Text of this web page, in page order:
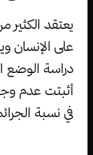
يعتقد الكثير
على الإنسان
دراسة الوضع
أثبتت عدم
في نسبة